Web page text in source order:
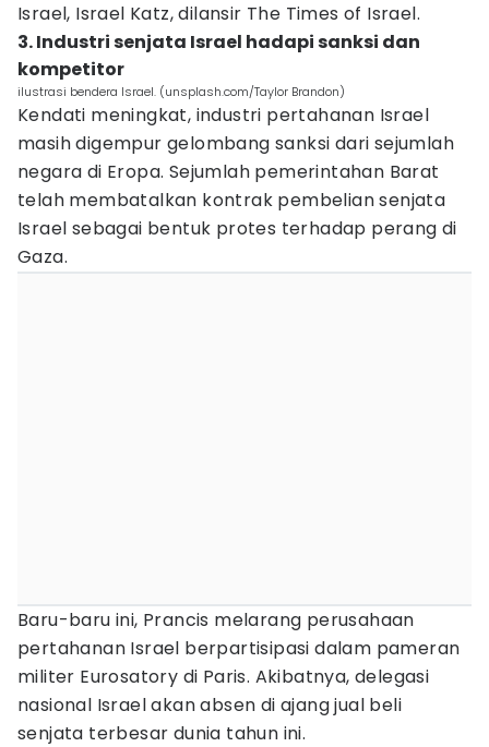
Israel, Israel Katz, dilansir The Times of Israel.
3. Industri senjata Israel hadapi sanksi dan
kompetitor
ilustrasi bendera Israel. (unsplash.com/Taylor Brandon)
Kendati meningkat, industri pertahanan Israel
masih digempur gelombang sanksi dari sejumlah
negara di Eropa. Sejumlah pemerintahan Barat
telah membatalkan kontrak pembelian senjata
Israel sebagai bentuk protes terhadap perang di
Gaza.
Baru-baru ini, Prancis melarang perusahaan
pertahanan Israel berpartisipasi dalam pameran
militer Eurosatory di Paris. Akibatnya, delegasi
nasional Israel akan absen di ajang jual beli
senjata terbesar dunia tahun ini.